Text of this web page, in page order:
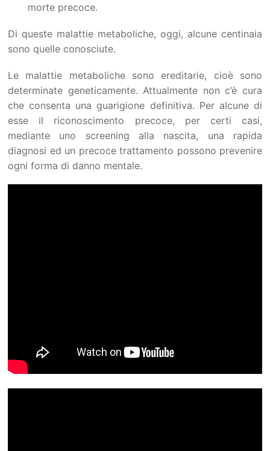
morte precoce.
Di queste malattie metaboliche, oggi, alcune centinaia
sono quelle conosciute.
Le malattie metaboliche sono ereditarie, cioè sono
determinate geneticamente. Attualmente non c’è cura
che consenta una guarigione definitiva. Per alcune di
esse il riconoscimento precoce, per certi casi,
mediante uno screening alla nascita, una rapida
diagnosi ed un precoce trattamento possono prevenire
ogni forma di danno mentale.